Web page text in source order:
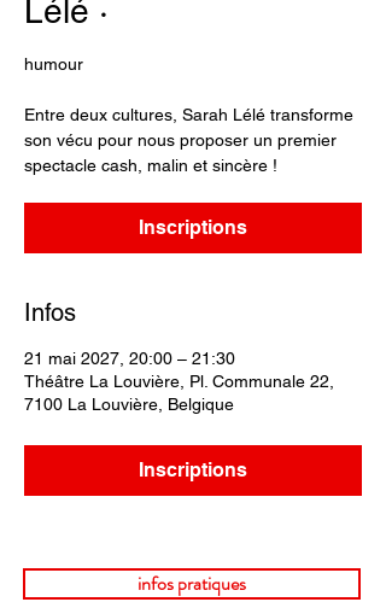
Lélé ·
humour
Entre deux cultures, Sarah Lélé transforme
son vécu pour nous proposer un premier
spectacle cash, malin et sincère !
Inscriptions
Infos
21 mai 2027, 20:00 – 21:30
Théâtre La Louvière, Pl. Communale 22,
7100 La Louvière, Belgique
Inscriptions
infos pratiques